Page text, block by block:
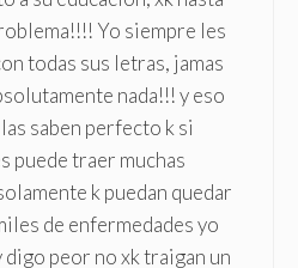
Yo siempre les
todas sus letras, jamas
nada!!! y eso
saben perfecto k si
puede traer muchas
k puedan quedar
de enfermedades yo
peor no xk traigan un